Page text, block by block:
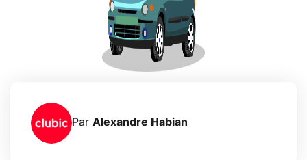
Par Alexandre Habian